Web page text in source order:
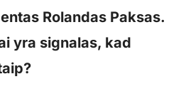
Rolandas Paksas.
yra signalas, kad